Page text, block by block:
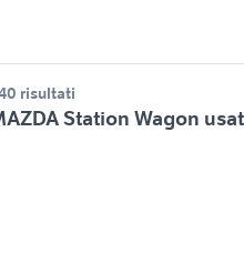
risultati
Station Wagon